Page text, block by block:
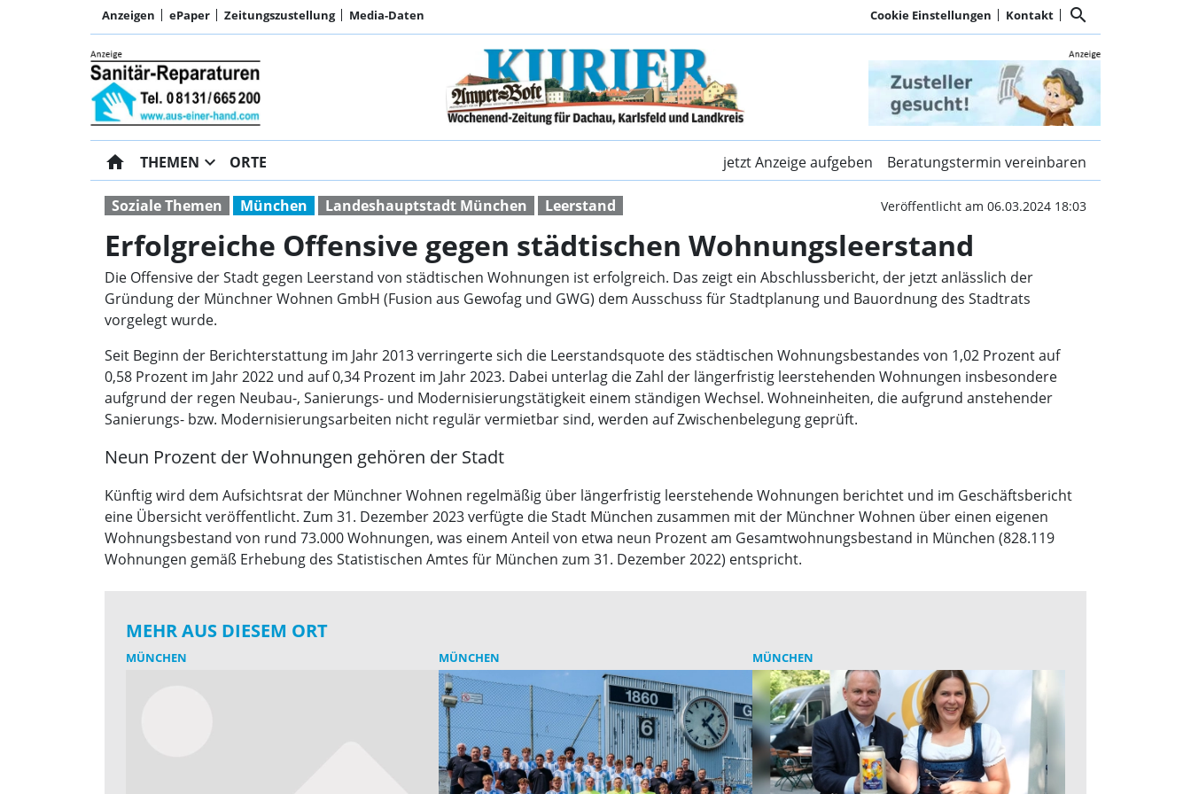
Anzeigen ePaper Zeitungszustellung Media-Daten Cookie Einstellungen Kontakt search
Erfolgreiche Offensive gegen städtischen
home THEMEN expand_more ORTE jetzt Anzeige aufgeben Beratungstermin vereinbaren
Soziale Themen München Landeshauptstadt München Leerstand Veröffentlicht am 06.03.2024 18:03
Erfolgreiche Offensive gegen städtischen Wohnungsleerstand
Die Offensive der Stadt gegen Leerstand von städtischen Wohnungen ist erfolgreich. Das zeigt ein Abschlussbericht, der jetzt anlässlich der
Gründung der Münchner Wohnen GmbH (Fusion aus Gewofag und GWG) dem Ausschuss für Stadtplanung und Bauordnung des Stadtrats
vorgelegt wurde.
Seit Beginn der Berichterstattung im Jahr 2013 verringerte sich die Leerstandsquote des städtischen Wohnungsbestandes von 1,02 Prozent auf
0,58 Prozent im Jahr 2022 und auf 0,34 Prozent im Jahr 2023. Dabei unterlag die Zahl der längerfristig leerstehenden Wohnungen insbesondere
aufgrund der regen Neubau-, Sanierungs- und Modernisierungstätigkeit einem ständigen Wechsel. Wohneinheiten, die aufgrund anstehender
Sanierungs- bzw. Modernisierungsarbeiten nicht regulär vermietbar sind, werden auf Zwischenbelegung geprüft.
Neun Prozent der Wohnungen gehören der Stadt
Künftig wird dem Aufsichtsrat der Münchner Wohnen regelmäßig über längerfristig leerstehende Wohnungen berichtet und im Geschäftsbericht
eine Übersicht veröffentlicht. Zum 31. Dezember 2023 verfügte die Stadt München zusammen mit der Münchner Wohnen über einen eigenen
Wohnungsbestand von rund 73.000 Wohnungen, was einem Anteil von etwa neun Prozent am Gesamtwohnungsbestand in München (828.119
Wohnungen gemäß Erhebung des Statistischen Amtes für München zum 31. Dezember 2022) entspricht.
MEHR AUS DIESEM ORT
MÜNCHEN MÜNCHEN MÜNCHEN